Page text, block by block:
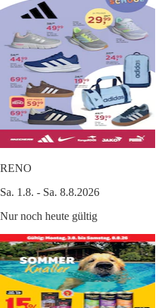
RENO
Sa. 1.8. - Sa. 8.8.2026
Nur noch heute gültig